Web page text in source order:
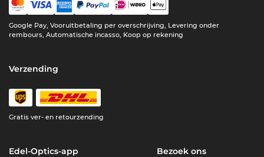
Google Pay, Vooruitbetaling per overschrijving, Levering onder
rembours, Automatische incasso, Koop op rekening
Verzending
Gratis ver- en retourzending
Edel-Optics-app Bezoek ons